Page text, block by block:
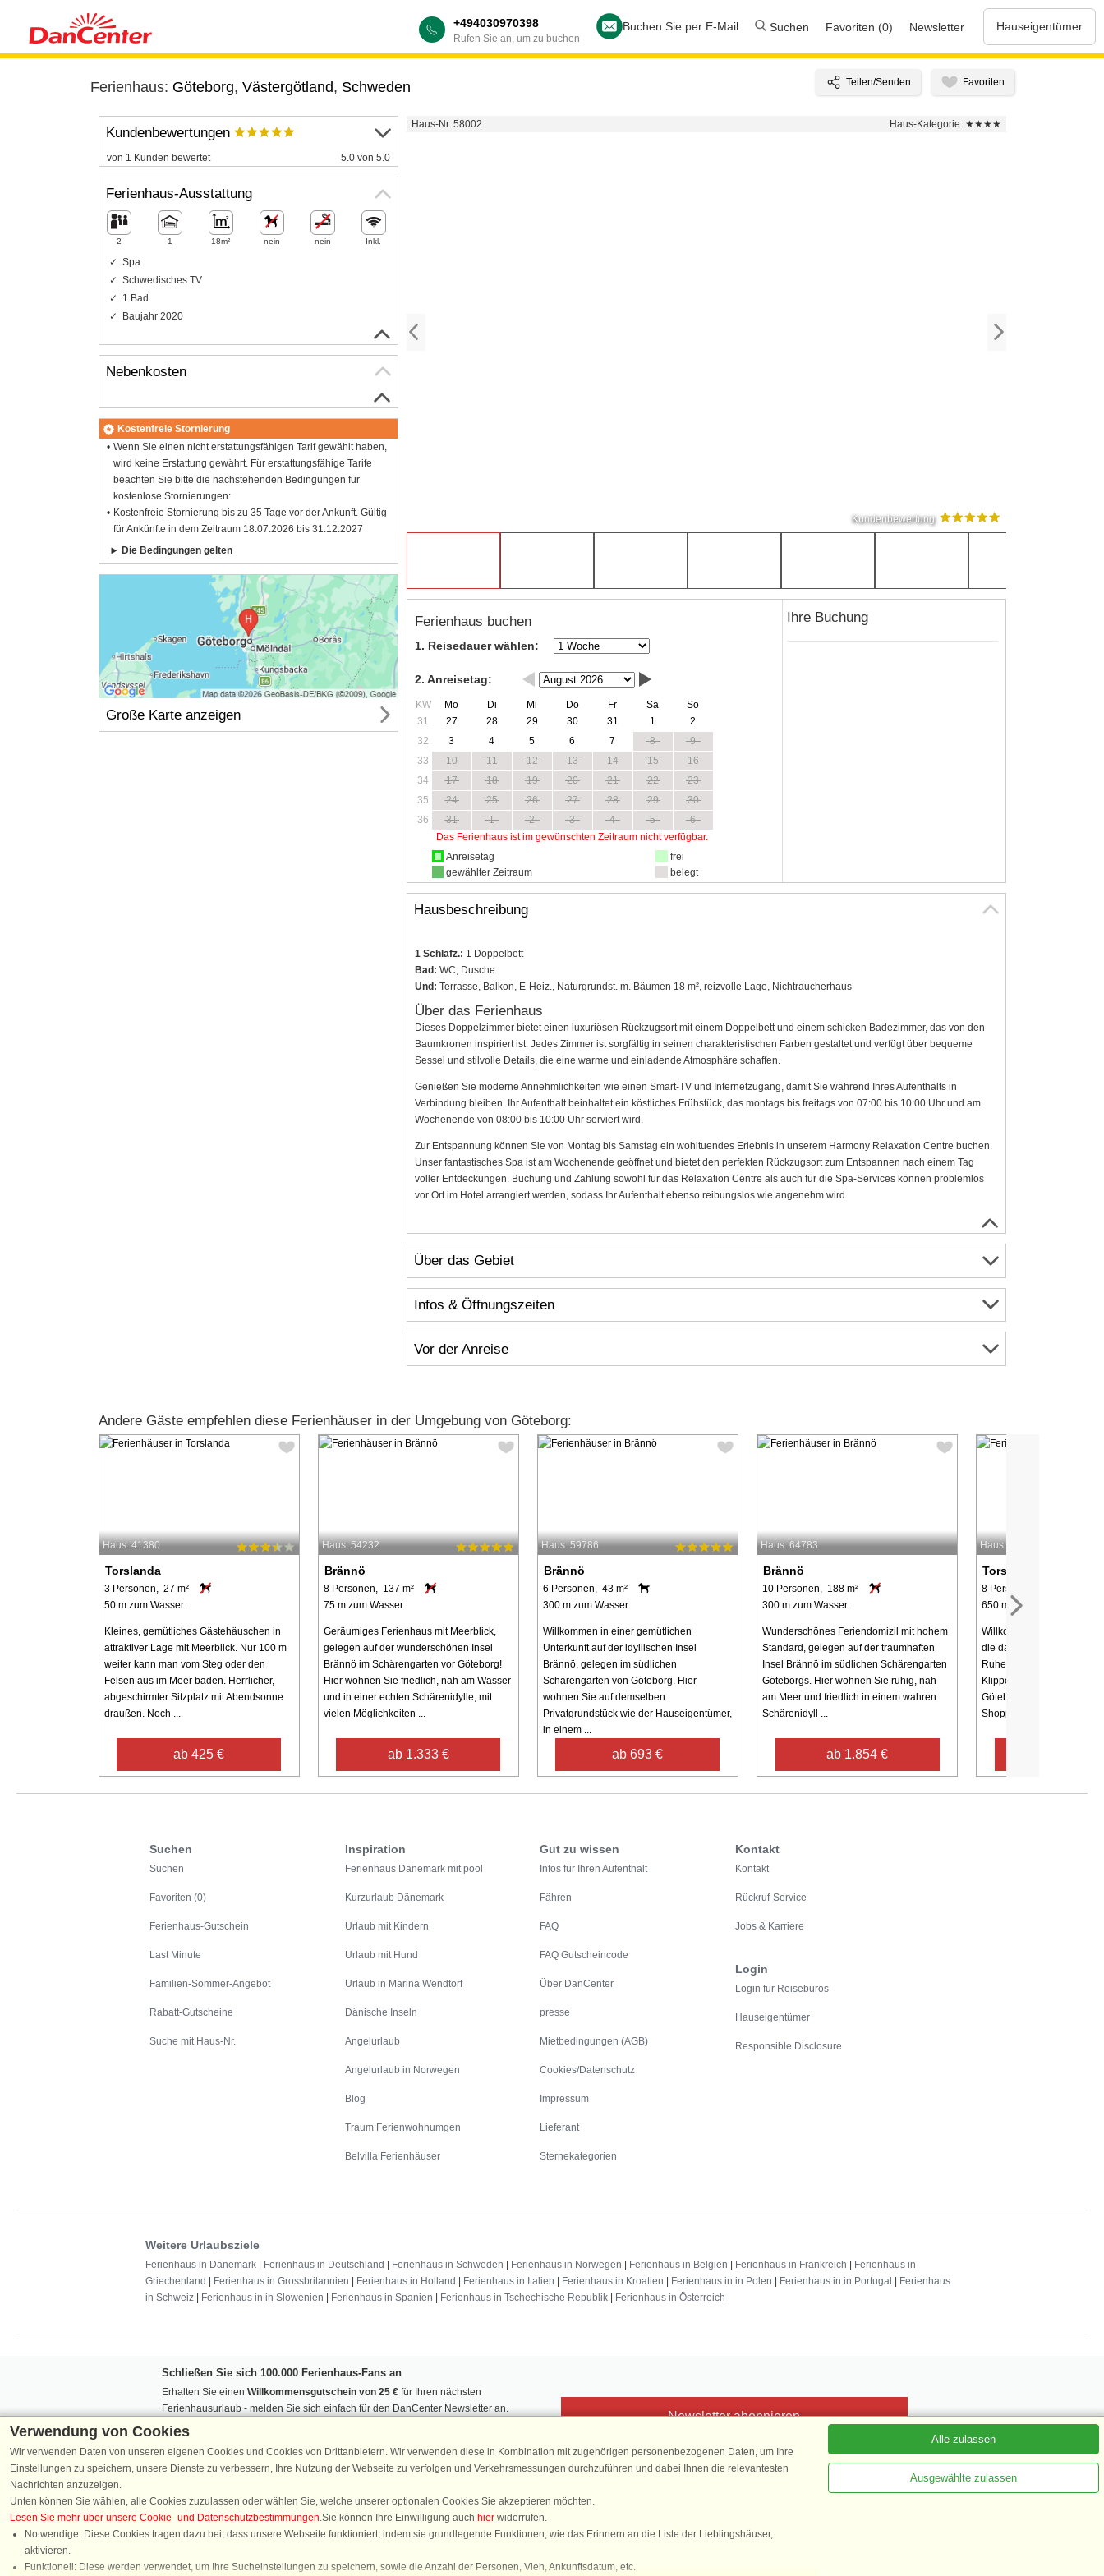
+494030970398
Rufen Sie an, um zu buchen
Buchen Sie per E-Mail Suchen Favoriten (0) Newsletter Hauseigentümer
Ferienhaus: Göteborg, Västergötland, Schweden
Haus-Nr. 58002 Haus-Kategorie: ★★★★
Kundenbewertung
Ferienhaus buchen
1. Reisedauer wählen:
2. Anreisetag:
KW Mo Di Mi Do Fr Sa
So
31
27 28 29 30 31 1
2
32
3 4 5 6 7 8
9
33
10 11 12 13 14 15
16
34
17 18 19 20 21 22
23
35
24 25 26 27 28 29
30
36
31 1 2 3 4 5
6
Das Ferienhaus ist im gewünschten Zeitraum nicht verfügbar.
Anreisetag
gewählter Zeitraum
frei
belegt
Ihre Buchung
Hausbeschreibung
1 Schlafz.: 1 Doppelbett
Bad: WC, Dusche
Und: Terrasse, Balkon, E-Heiz., Naturgrundst. m. Bäumen 18 m², reizvolle Lage, Nichtraucherhaus
Über das Ferienhaus
Dieses Doppelzimmer bietet einen luxuriösen Rückzugsort mit einem Doppelbett und einem schicken Badezimmer, das von den
Baumkronen inspiriert ist. Jedes Zimmer ist sorgfältig in seinen charakteristischen Farben gestaltet und verfügt über bequeme
Sessel und stilvolle Details, die eine warme und einladende Atmosphäre schaffen.
Genießen Sie moderne Annehmlichkeiten wie einen Smart-TV und Internetzugang, damit Sie während Ihres Aufenthalts in
Verbindung bleiben. Ihr Aufenthalt beinhaltet ein köstliches Frühstück, das montags bis freitags von 07:00 bis 10:00 Uhr und am
Wochenende von 08:00 bis 10:00 Uhr serviert wird.
Zur Entspannung können Sie von Montag bis Samstag ein wohltuendes Erlebnis in unserem Harmony Relaxation Centre buchen.
Unser fantastisches Spa ist am Wochenende geöffnet und bietet den perfekten Rückzugsort zum Entspannen nach einem Tag
voller Entdeckungen. Buchung und Zahlung sowohl für das Relaxation Centre als auch für die Spa-Services können problemlos
vor Ort im Hotel arrangiert werden, sodass Ihr Aufenthalt ebenso reibungslos wie angenehm wird.
Über das Gebiet
Infos & Öffnungszeiten
Vor der Anreise
Kundenbewertungen
von 1 Kunden bewertet 5.0 von 5.0
Ferienhaus-Ausstattung
2 1 18m² nein nein Inkl.
Spa
Schwedisches TV
1 Bad
Baujahr 2020
Nebenkosten
Kostenfreie Stornierung
Wenn Sie einen nicht erstattungsfähigen Tarif gewählt haben,
wird keine Erstattung gewährt. Für erstattungsfähige Tarife
beachten Sie bitte die nachstehenden Bedingungen für
kostenlose Stornierungen:
Kostenfreie Stornierung bis zu 35 Tage vor der Ankunft. Gültig
für Ankünfte in dem Zeitraum 18.07.2026 bis 31.12.2027
Die Bedingungen gelten
Große Karte anzeigen
Andere Gäste empfehlen diese Ferienhäuser in der Umgebung von Göteborg:
Haus: 41380
Torslanda
3 Personen, 27 m²
50 m zum Wasser.
Kleines, gemütliches Gästehäuschen in
attraktiver Lage mit Meerblick. Nur 100 m
weiter kann man vom Steg oder den
Felsen aus im Meer baden. Herrlicher,
abgeschirmter Sitzplatz mit Abendsonne
draußen. Noch ...
ab 425 €
Haus: 54232
Brännö
8 Personen, 137 m²
75 m zum Wasser.
Geräumiges Ferienhaus mit Meerblick,
gelegen auf der wunderschönen Insel
Brännö im Schärengarten vor Göteborg!
Hier wohnen Sie friedlich, nah am Wasser
und in einer echten Schärenidylle, mit
vielen Möglichkeiten ...
ab 1.333 €
Haus: 59786
Brännö
6 Personen, 43 m²
300 m zum Wasser.
Willkommen in einer gemütlichen
Unterkunft auf der idyllischen Insel
Brännö, gelegen im südlichen
Schärengarten von Göteborg. Hier
wohnen Sie auf demselben
Privatgrundstück wie der Hauseigentümer,
in einem ...
ab 693 €
Haus: 64783
Brännö
10 Personen, 188 m²
300 m zum Wasser.
Wunderschönes Feriendomizil mit hohem
Standard, gelegen auf der traumhaften
Insel Brännö im südlichen Schärengarten
Göteborgs. Hier wohnen Sie ruhig, nah
am Meer und friedlich in einem wahren
Schärenidyll ...
ab 1.854 €
Haus: 63934
Torslanda
8 Personen, 245 m²
650 m zum Wasser.
Willkommen in Torslanda,
die das Beste aus zwei
Ruhe und die zum Baden
Klippen des Bohuslän-
Göteborgs vielfältiges
Shoppingmöglichkeiten ...
Suchen
Suchen
Favoriten (0)
Ferienhaus-Gutschein
Last Minute
Familien-Sommer-Angebot
Rabatt-Gutscheine
Suche mit Haus-Nr.
Inspiration
Ferienhaus Dänemark mit pool
Kurzurlaub Dänemark
Urlaub mit Kindern
Urlaub mit Hund
Urlaub in Marina Wendtorf
Dänische Inseln
Angelurlaub
Angelurlaub in Norwegen
Blog
Traum Ferienwohnumgen
Belvilla Ferienhäuser
Gut zu wissen
Infos für Ihren Aufenthalt
Fähren
FAQ
FAQ Gutscheincode
Über DanCenter
presse
Mietbedingungen (AGB)
Cookies/Datenschutz
Impressum
Lieferant
Sternekategorien
Kontakt
Kontakt
Rückruf-Service
Jobs & Karriere
Login
Login für Reisebüros
Hauseigentümer
Responsible Disclosure
Weitere Urlaubsziele
Ferienhaus in Dänemark Ferienhaus in Deutschland Ferienhaus in Schweden Ferienhaus in Norwegen Ferienhaus in Belgien Ferienhaus in Frankreich
Ferienhaus in
Griechenland
Ferienhaus in Grossbritannien Ferienhaus in Holland Ferienhaus in Italien Ferienhaus in Kroatien Ferienhaus in in Polen Ferienhaus in in Portugal
Ferienhaus
in Schweiz
Ferienhaus in in Slowenien Ferienhaus in Spanien Ferienhaus in Tschechische Republik Ferienhaus in Österreich
Schließen Sie sich 100.000 Ferienhaus-Fans an
Erhalten Sie einen Willkommensgutschein von 25 € für Ihren nächsten
Ferienhausurlaub - melden Sie sich einfach für den DanCenter Newsletter an.
Verpassen Sie nie wieder exklusive Angebote, Gewinnspiele und Urlaubstipps!
Newsletter abonnieren
Folgen Sie uns:
basierend auf mehr 135.870 Kundenbewertungen
Sie sind hier: Göteborg, Västergötland, Schweden, Ferienhaus 58002, 2 Personen
Verwendung von Cookies
Wir verwenden Daten von unseren eigenen Cookies und Cookies von Drittanbietern. Wir verwenden diese in Kombination mit zugehörigen personenbezogenen Daten, um Ihre
Einstellungen zu speichern, unsere Dienste zu verbessern, Ihre Nutzung der Webseite zu verfolgen und Verkehrsmessungen durchzuführen und dabei Ihnen die relevantesten
Nachrichten anzuzeigen.
Unten können Sie wählen, alle Cookies zuzulassen oder wählen Sie, welche unserer optionalen Cookies Sie akzeptieren möchten.
Lesen Sie mehr über unsere Cookie- und Datenschutzbestimmungen.Sie können Ihre Einwilligung auch hier widerrufen.
Notwendige: Diese Cookies tragen dazu bei, dass unsere Webseite funktioniert, indem sie grundlegende Funktionen, wie das Erinnern an die Liste der Lieblingshäuser,
aktivieren.
Funktionell: Diese werden verwendet, um Ihre Sucheinstellungen zu speichern, sowie die Anzahl der Personen, Vieh, Ankunftsdatum, etc.
Alle zulassen
Ausgewählte zulassen
Chatten